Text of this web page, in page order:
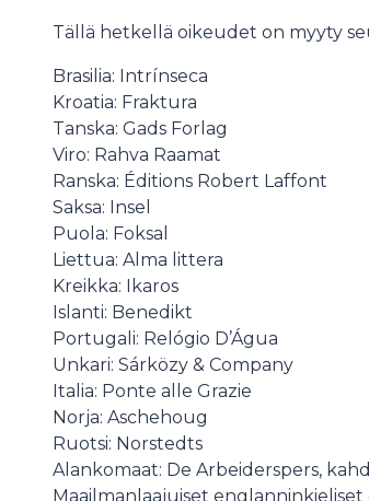
Tällä hetkellä oikeudet on myyty
Brasilia: Intrínseca
Kroatia: Fraktura
Tanska: Gads Forlag
Viro: Rahva Raamat
Ranska: Éditions Robert Laffont
Saksa: Insel
Puola: Foksal
Liettua: Alma littera
Kreikka: Ikaros
Islanti: Benedikt
Portugali: Relógio D’Água
Unkari: Sárközy & Company
Italia: Ponte alle Grazie
Norja: Aschehoug
Ruotsi: Norstedts
Alankomaat: De Arbeiderspers,
Maailmanlaajuiset